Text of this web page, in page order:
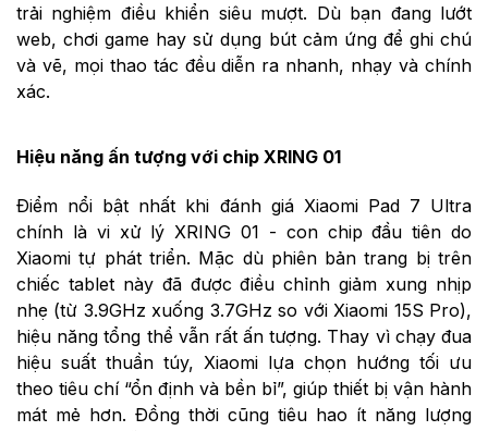
trải nghiệm điều khiển siêu mượt. Dù bạn đang lướt
web, chơi game hay sử dụng bút cảm ứng để ghi chú
và vẽ, mọi thao tác đều diễn ra nhanh, nhạy và chính
xác.
Hiệu năng ấn tượng với chip XRING 01
Điểm nổi bật nhất khi đánh giá Xiaomi Pad 7 Ultra
chính là vi xử lý XRING 01 - con chip đầu tiên do
Xiaomi tự phát triển. Mặc dù phiên bản trang bị trên
chiếc tablet này đã được điều chỉnh giảm xung nhịp
nhẹ (từ 3.9GHz xuống 3.7GHz so với Xiaomi 15S Pro),
hiệu năng tổng thể vẫn rất ấn tượng. Thay vì chạy đua
hiệu suất thuần túy, Xiaomi lựa chọn hướng tối ưu
theo tiêu chí “ổn định và bền bỉ”, giúp thiết bị vận hành
mát mẻ hơn. Đồng thời cũng tiêu hao ít năng lượng